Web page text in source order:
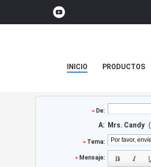
INICIO PRODUCTOS
De:
A: Mrs. Candy (
Tema:
Mensaje: